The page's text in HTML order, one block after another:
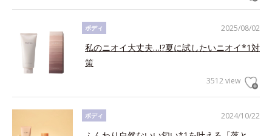
2025/08/02
ボディ
私のニオイ大丈夫…!?夏に試したいニオイ*1対
策
3512 view
2024/10/22
ボディ